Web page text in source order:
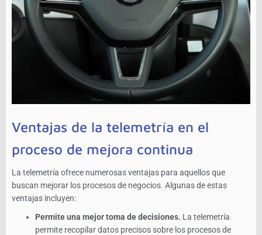
Ventajas de la telemetría en el
proceso de mejora continua
La telemetría ofrece numerosas ventajas para aquellos que
buscan mejorar los procesos de negocios. Algunas de estas
ventajas incluyen:
Permite una mejor toma de decisiones. La telemetría
permite recopilar datos precisos sobre los procesos de